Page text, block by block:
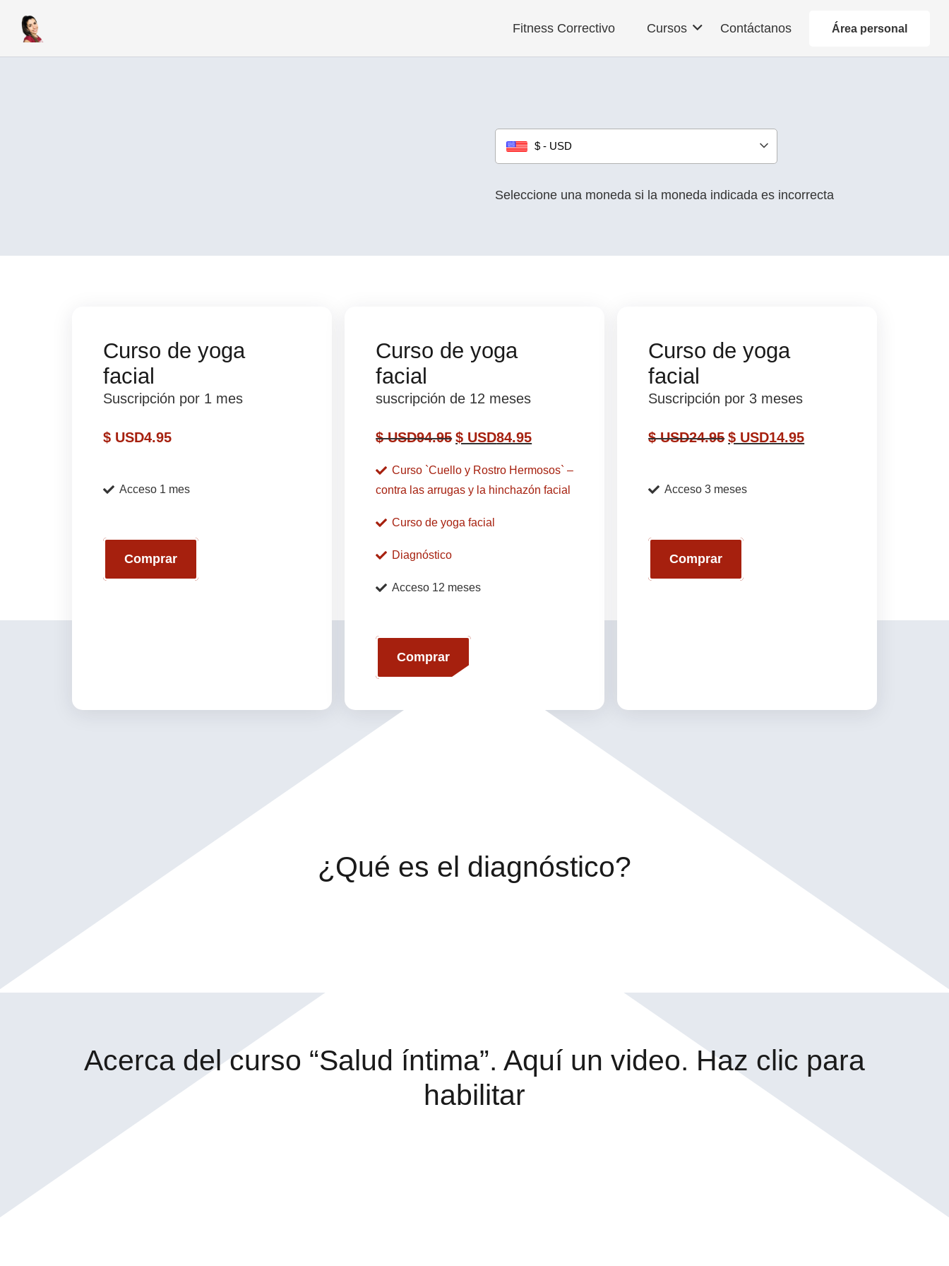
Fitness Correctivo Cursos Contáctanos Área personal
$ - USD
Seleccione una moneda si la moneda indicada es incorrecta
Curso de yoga
facial
Suscripción por 1 mes
$ USD4.95
Acceso 1 mes
Comprar
Curso de yoga
facial
suscripción de 12 meses
$ USD94.95 $ USD84.95
Curso `Cuello y Rostro Hermosos` –
contra las arrugas y la hinchazón facial
Curso de yoga facial
Diagnóstico
Acceso 12 meses
Comprar
Curso de yoga
facial
Suscripción por 3 meses
$ USD24.95 $ USD14.95
Acceso 3 meses
Comprar
¿Qué es el diagnóstico?
Acerca del curso “Salud íntima”. Aquí un video. Haz clic para
habilitar